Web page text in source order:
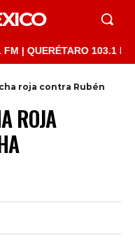
103.1 FM |
roja contra Rubén
ROJA